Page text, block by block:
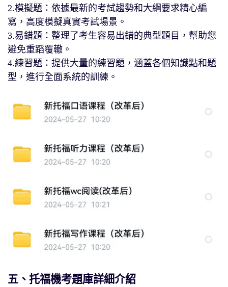
2.模擬題：依據最新的考試趨勢和大綱要求精心編
寫，高度模擬真實考試場景。
3.易錯題：整理了考生容易出錯的典型題目，幫助您
避免重蹈覆轍。
4.練習題：提供大量的練習題，涵蓋各個知識點和題
型，進行全面系統的訓練。
五、托福機考題庫詳細介紹